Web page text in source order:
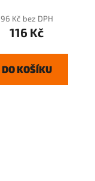
96 Kč bez DPH
116 Kč
DO KOŠÍKU